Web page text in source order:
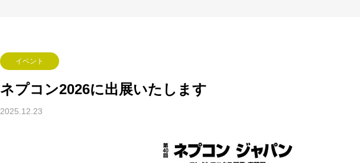
イベント
ネプコン2026に出展いたします
2025.12.23